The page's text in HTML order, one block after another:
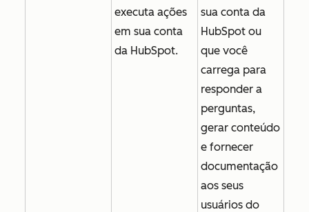
executa ações
em sua conta
da HubSpot.
sua conta da
HubSpot ou
que você
carrega para
responder a
perguntas,
gerar conteúdo
e fornecer
documentação
aos seus
usuários do